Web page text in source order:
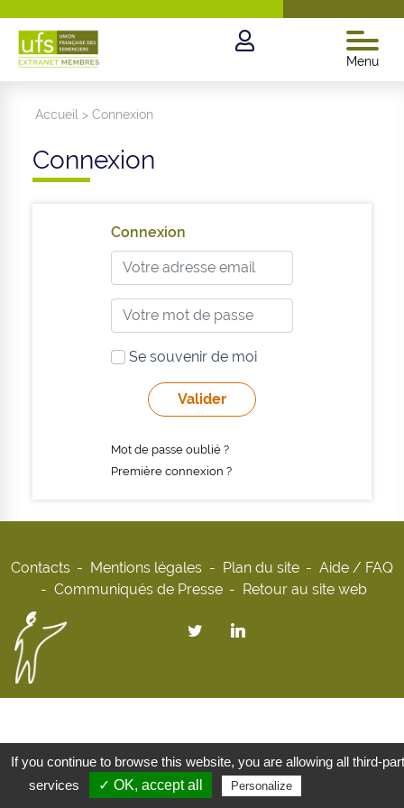
Menu
Accueil >Connexion
Connexion
Connexion
Se souvenir de moi
Mot de passe oublié ?
Première connexion ?
Contacts Mentions légales Plan du site
Aide / FAQ
Communiqués de Presse
Retour au site web
If you continue to browse this website, you are allowing all third-
services
✓ OK, accept all Personalize